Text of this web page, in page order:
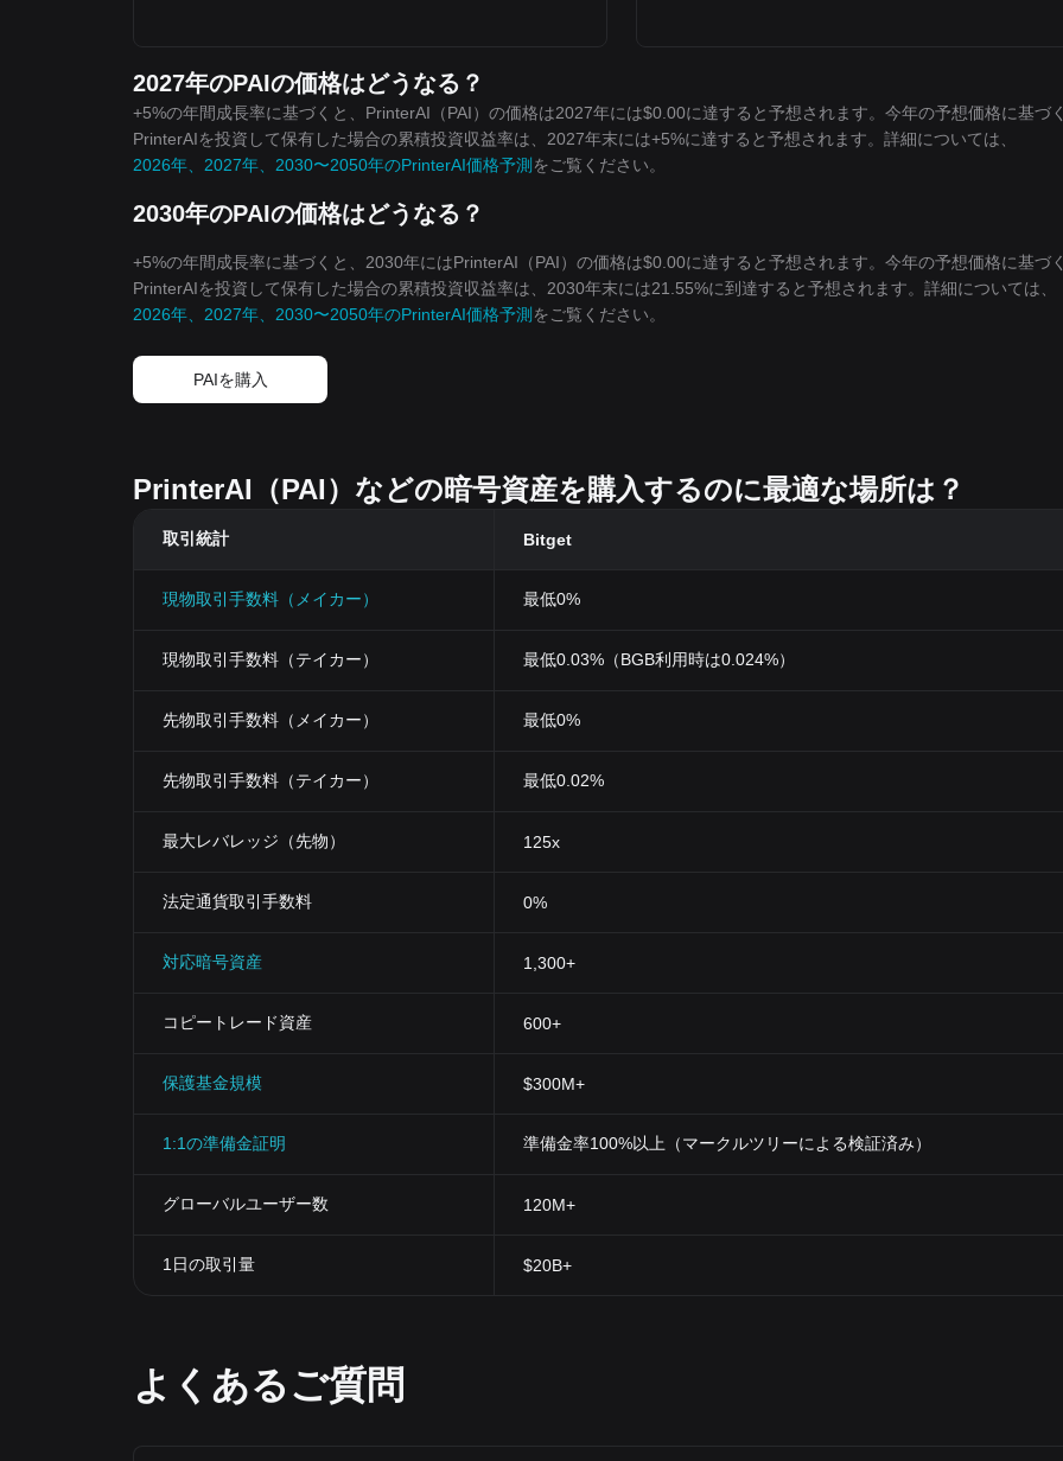
2027年のPAIの価格はどうなる？
+5%の年間成長率に基づくと、PrinterAI（PAI）の価格は2027年には$0.00に達すると予想されます。今年の予想価格に基づく
PrinterAIを投資して保有した場合の累積投資収益率は、2027年末には+5%に達すると予想されます。詳細については、
2026年、2027年、2030〜2050年のPrinterAI価格予測 をご覧ください。
2030年のPAIの価格はどうなる？
+5%の年間成長率に基づくと、2030年にはPrinterAI（PAI）の価格は$0.00に達すると予想されます。今年の予想価格に基づく
PrinterAIを投資して保有した場合の累積投資収益率は、2030年末には21.55%に到達すると予想されます。詳細については、
2026年、2027年、2030〜2050年のPrinterAI価格予測 をご覧ください。
PAIを‌購入
PrinterAI（PAI）などの暗号資産を購入するのに最適な場所は？
取引統計 Bitget
現物取引手数料（メイカー） 最低0%
現物取引手数料（テイカー） 最低0.03%（BGB利用時は0.024%）
先物取引手数料（メイカー） 最低0%
先物取引手数料（テイカー） 最低0.02%
最大レバレッジ（先物） 125x
法定通貨取引手数料 0%
対応暗号資産 1,300+
コピートレード資産 600+
保護基金規模 $300M+
1:1の準備金証明 準備金率100%以上（マークルツリーによる検証済み）
グローバルユーザー数 120M+
1日の取引量 $20B+
よくあるご質問